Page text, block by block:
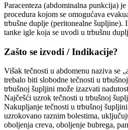
Paracenteza (abdominalna punkcija)
procedura kojom se omogućava
trbušne duplje (peritonealne šupljine).
tanke igle koja se uvodi u trbušnu
Zašto se izvodi / Indikacije?
Višak tečnosti u abdomenu naziva se
trebalo biti slobodne tečnosti u
trbušnoj šupljini može izazvati
Najčešći uzrok tečnosti u trbušnoj
Nakupljanje tečnosti u trbušnoj
uzrokovano raznim bolestima,
oboljenja creva, oboljenje bubrega,